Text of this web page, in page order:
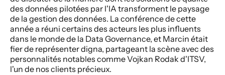
des données pilotées par l'IA transforment le paysage
de la gestion des données. La conférence de cette
année a réuni certains des acteurs les plus influents
dans le monde de la Data Governance, et Marcin était
fier de représenter digna, partageant la scène avec des
personnalités notables comme Vojkan Rodak d'ITSV,
l'un de nos clients précieux.